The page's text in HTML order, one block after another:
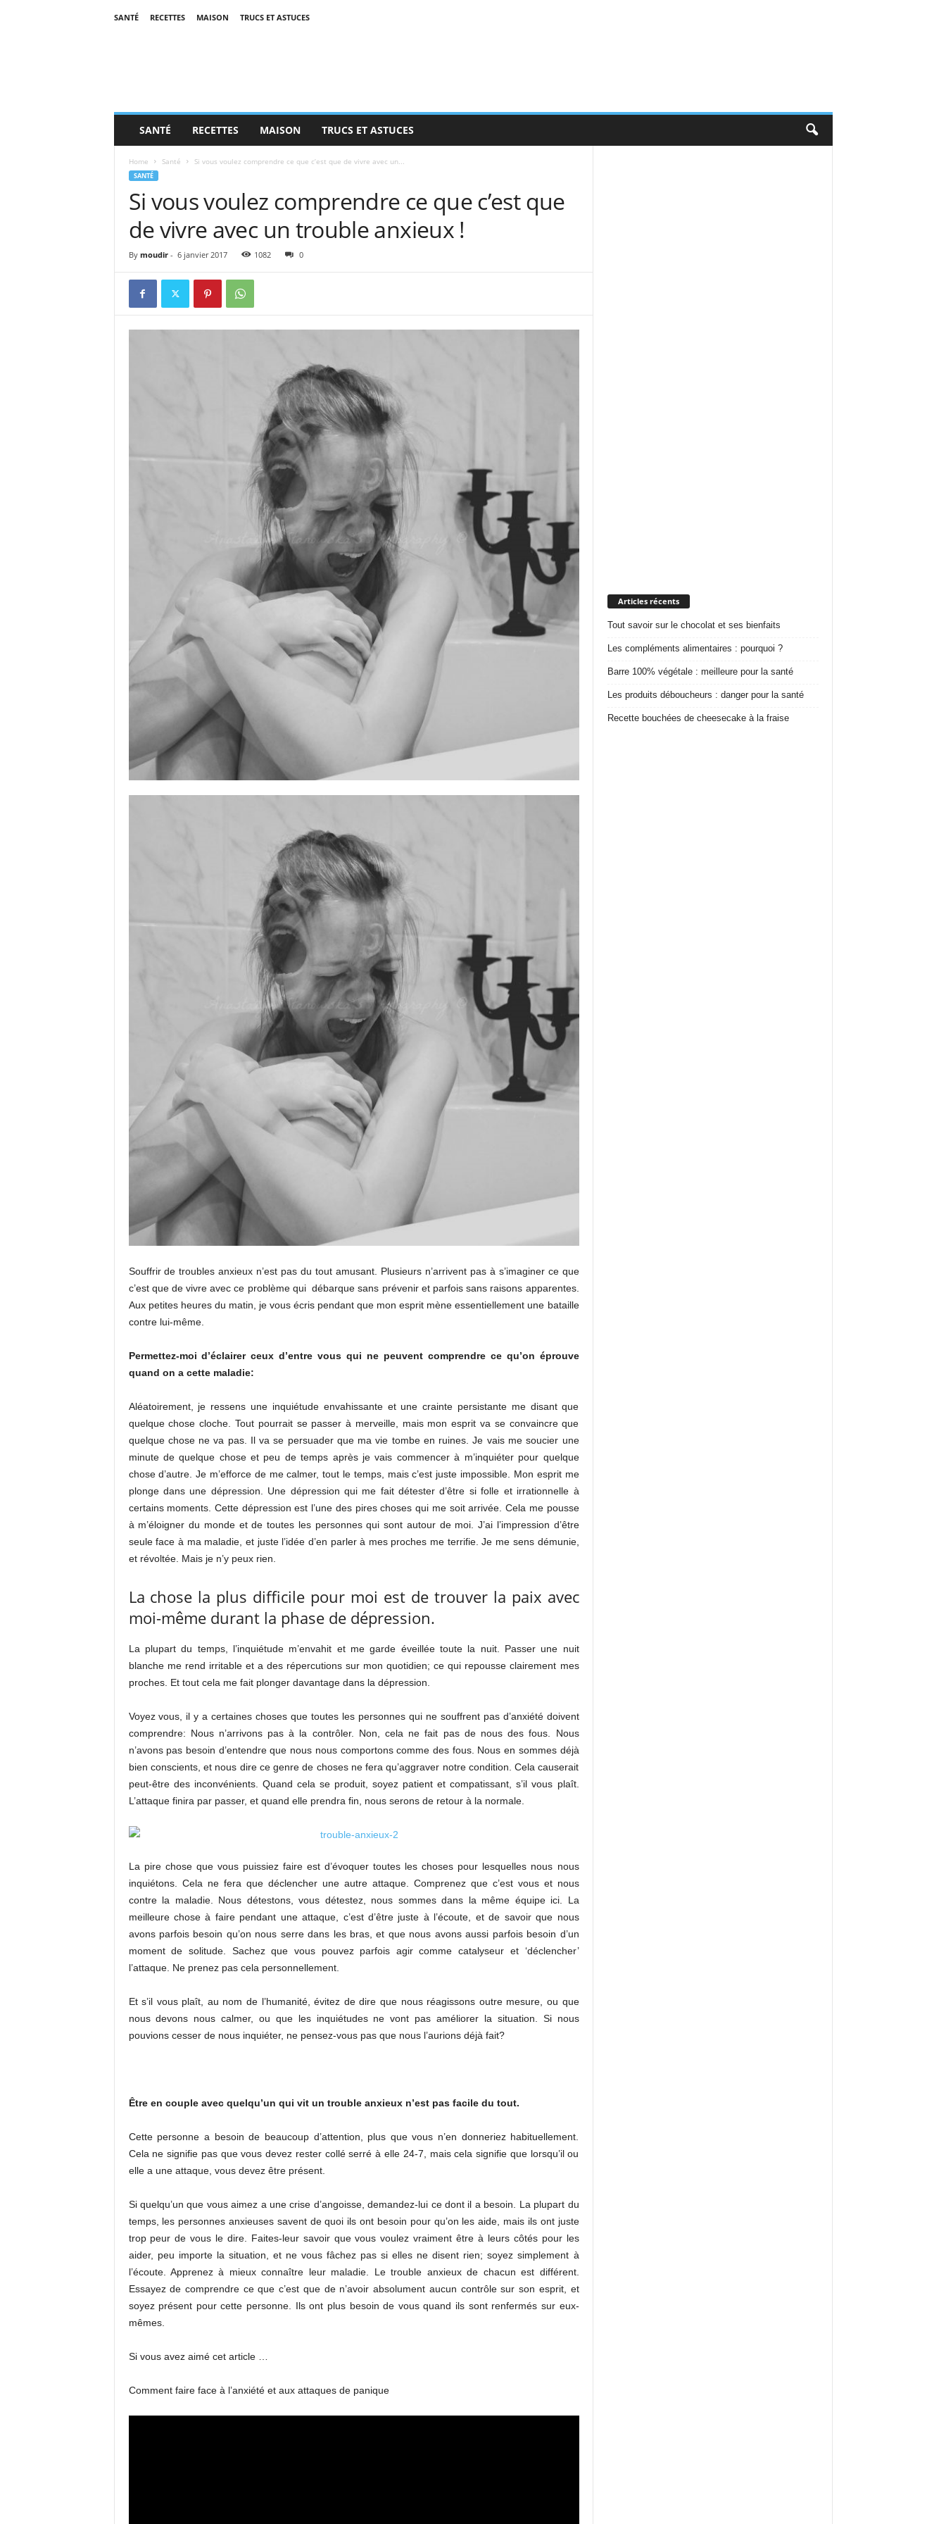
SANTÉ RECETTES MAISON TRUCS ET ASTUCES
SANTÉ RECETTES MAISON TRUCS ET ASTUCES
Home Santé Si vous voulez comprendre ce que c’est que de vivre avec un...
SANTÉ
Si vous voulez comprendre ce que c’est que
de vivre avec un trouble anxieux !
By moudir- 6 janvier 2017 1082 0
Souffrir de troubles anxieux n’est pas du tout amusant. Plusieurs n’arrivent pas à s’imaginer ce que
c’est que de vivre avec ce problème qui débarque sans prévenir et parfois sans raisons apparentes.
Aux petites heures du matin, je vous écris pendant que mon esprit mène essentiellement une bataille
contre lui-même.
Permettez-moi d’éclairer ceux d’entre vous qui ne peuvent comprendre ce qu’on éprouve
quand on a cette maladie:
Aléatoirement, je ressens une inquiétude envahissante et une crainte persistante me disant que
quelque chose cloche. Tout pourrait se passer à merveille, mais mon esprit va se convaincre que
quelque chose ne va pas. Il va se persuader que ma vie tombe en ruines. Je vais me soucier une
minute de quelque chose et peu de temps après je vais commencer à m’inquiéter pour quelque
chose d’autre. Je m’efforce de me calmer, tout le temps, mais c’est juste impossible. Mon esprit me
plonge dans une dépression. Une dépression qui me fait détester d’être si folle et irrationnelle à
certains moments. Cette dépression est l’une des pires choses qui me soit arrivée. Cela me pousse
à m’éloigner du monde et de toutes les personnes qui sont autour de moi. J’ai l’impression d’être
seule face à ma maladie, et juste l’idée d’en parler à mes proches me terrifie. Je me sens démunie,
et révoltée. Mais je n’y peux rien.
La chose la plus difficile pour moi est de trouver la paix avec
moi-même durant la phase de dépression.
La plupart du temps, l’inquiétude m’envahit et me garde éveillée toute la nuit. Passer une nuit
blanche me rend irritable et a des répercutions sur mon quotidien; ce qui repousse clairement mes
proches. Et tout cela me fait plonger davantage dans la dépression.
Voyez vous, il y a certaines choses que toutes les personnes qui ne souffrent pas d’anxiété doivent
comprendre: Nous n’arrivons pas à la contrôler. Non, cela ne fait pas de nous des fous. Nous
n’avons pas besoin d’entendre que nous nous comportons comme des fous. Nous en sommes déjà
bien conscients, et nous dire ce genre de choses ne fera qu’aggraver notre condition. Cela causerait
peut-être des inconvénients. Quand cela se produit, soyez patient et compatissant, s’il vous plaît.
L’attaque finira par passer, et quand elle prendra fin, nous serons de retour à la normale.
La pire chose que vous puissiez faire est d’évoquer toutes les choses pour lesquelles nous nous
inquiétons. Cela ne fera que déclencher une autre attaque. Comprenez que c’est vous et nous
contre la maladie. Nous détestons, vous détestez, nous sommes dans la même équipe ici. La
meilleure chose à faire pendant une attaque, c’est d’être juste à l’écoute, et de savoir que nous
avons parfois besoin qu’on nous serre dans les bras, et que nous avons aussi parfois besoin d’un
moment de solitude. Sachez que vous pouvez parfois agir comme catalyseur et ‘déclencher’
l’attaque. Ne prenez pas cela personnellement.
Et s’il vous plaît, au nom de l’humanité, évitez de dire que nous réagissons outre mesure, ou que
nous devons nous calmer, ou que les inquiétudes ne vont pas améliorer la situation. Si nous
pouvions cesser de nous inquiéter, ne pensez-vous pas que nous l’aurions déjà fait?
Être en couple avec quelqu’un qui vit un trouble anxieux n’est pas facile du tout.
Cette personne a besoin de beaucoup d’attention, plus que vous n’en donneriez habituellement.
Cela ne signifie pas que vous devez rester collé serré à elle 24-7, mais cela signifie que lorsqu’il ou
elle a une attaque, vous devez être présent.
Si quelqu’un que vous aimez a une crise d’angoisse, demandez-lui ce dont il a besoin. La plupart du
temps, les personnes anxieuses savent de quoi ils ont besoin pour qu’on les aide, mais ils ont juste
trop peur de vous le dire. Faites-leur savoir que vous voulez vraiment être à leurs côtés pour les
aider, peu importe la situation, et ne vous fâchez pas si elles ne disent rien; soyez simplement à
l’écoute. Apprenez à mieux connaître leur maladie. Le trouble anxieux de chacun est différent.
Essayez de comprendre ce que c’est que de n’avoir absolument aucun contrôle sur son esprit, et
soyez présent pour cette personne. Ils ont plus besoin de vous quand ils sont renfermés sur eux-
mêmes.
Si vous avez aimé cet article …
Comment faire face à l’anxiété et aux attaques de panique
Articles récents
Tout savoir sur le chocolat et ses bienfaits
Les compléments alimentaires : pourquoi ?
Barre 100% végétale : meilleure pour la santé
Les produits déboucheurs : danger pour la santé
Recette bouchées de cheesecake à la fraise